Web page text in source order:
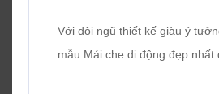
Với đội ngũ thiết kế giàu ý
mẫu Mái che di động đẹp